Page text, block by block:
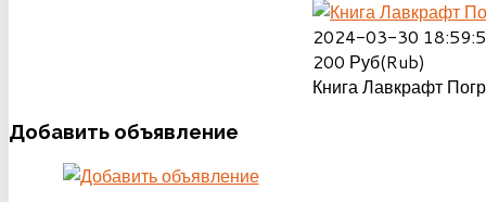
2024-03-30
200 Руб(Rub)
Книга Лавкрафт
Добавить объявление